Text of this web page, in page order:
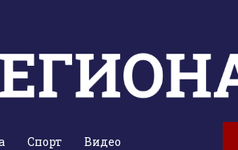
Спорт Видео